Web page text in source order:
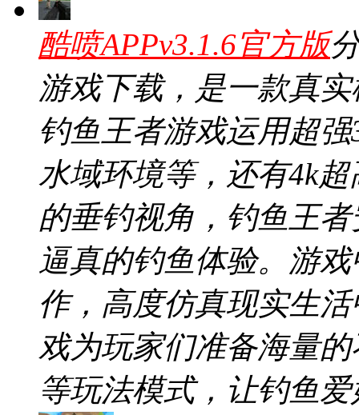
酷喷APPv3.1.6官方版
游戏下载，是一款真
钓鱼王者游戏运用超
水域环境等，还有4k
的垂钓视角，钓鱼王
逼真的钓鱼体验。游
作，高度仿真现实生
戏为玩家们准备海量
等玩法模式，让钓鱼